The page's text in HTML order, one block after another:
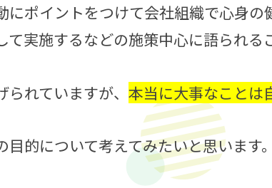
にポイントをつけて会社組織で心身
実施するなどの施策中心に語られる
れていますが、 本当に大事なことは
的について考えてみたいと思います。